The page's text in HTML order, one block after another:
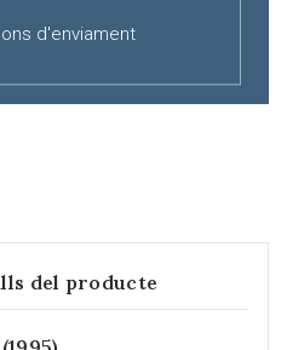
d'enviament
del producte